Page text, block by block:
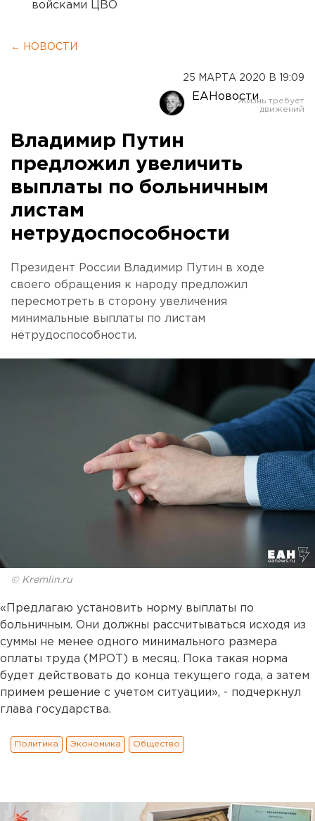
войсками ЦВО
← НОВОСТИ
25 МАРТА 2020 В 19:09
ЕАНовости
Владимир Путин
предложил увеличить
выплаты по больничным
листам
нетрудоспособности
Президент России Владимир Путин в ходе
своего обращения к народу предложил
пересмотреть в сторону увеличения
минимальные выплаты по листам
нетрудоспособности.
© Kremlin.ru
«Предлагаю установить норму выплаты по
больничным. Они должны рассчитываться исходя из
суммы не менее одного минимального размера
оплаты труда (МРОТ) в месяц. Пока такая норма
будет действовать до конца текущего года, а затем
примем решение с учетом ситуации», - подчеркнул
глава государства.
Политика Экономика Общество